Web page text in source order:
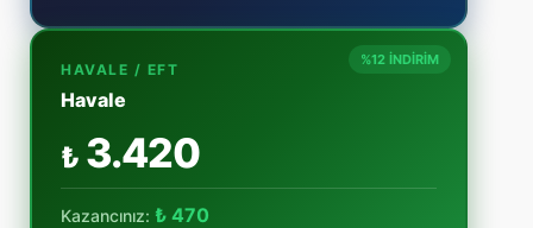
%12 İNDİRİM
HAVALE / EFT
Havale
₺ 3.420
Kazancınız: ₺ 470